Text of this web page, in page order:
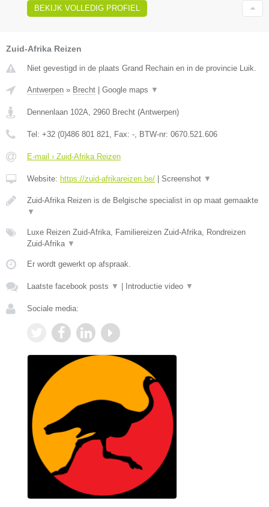
BEKIJK VOLLEDIG PROFIEL
Zuid-Afrika Reizen
Niet gevestigd in de plaats Grand Rechain en in de provincie Luik.
Antwerpen » Brecht Google maps ▼
Dennenlaan 102A 2960 Brecht (Antwerpen)
Tel: +32 (0)486 801 821 , Fax: - , BTW-nr: 0670.521.606
E-mail › Zuid-Afrika Reizen
Website: https://zuid-afrikareizen.be/ Screenshot ▼
Zuid-Afrika Reizen is de Belgische specialist in op maat gemaakte
▼
Luxe Reizen Zuid-Afrika, Familiereizen Zuid-Afrika, Rondreizen
Zuid-Afrika ▼
Er wordt gewerkt op afspraak.
Laatste facebook posts ▼ Introductie video ▼
Sociale media: